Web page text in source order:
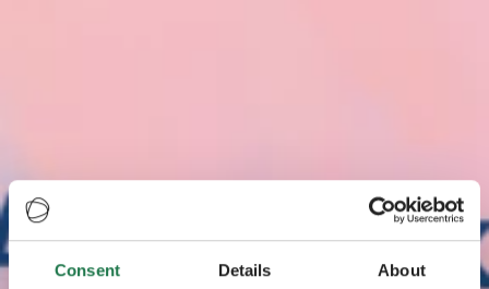
Consent Details About